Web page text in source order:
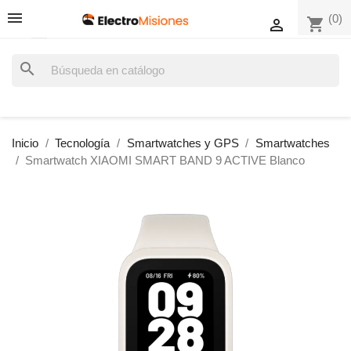
shopping_cart (0)

search
Inicio Tecnología Smartwatches y GPS
Smartwatches
Smartwatch XIAOMI SMART BAND 9 ACTIVE Blanco